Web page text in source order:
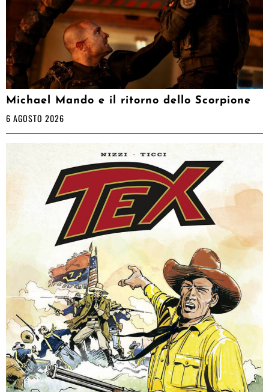
Michael Mando e il ritorno dello Scorpione
6 AGOSTO 2026